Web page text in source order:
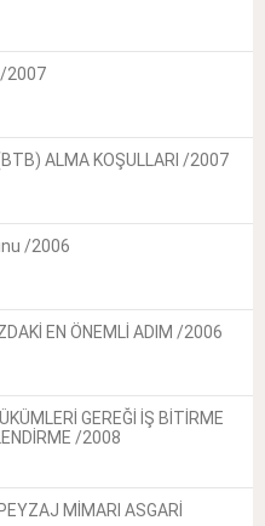
/2007
ALMA KOŞULLARI /2007
/2006
EN ÖNEMLİ ADIM /2006
GEREĞİ İŞ BİTİRME
/2008
MİMARI ASGARİ